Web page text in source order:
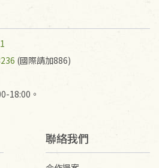
(國際請加886)
18:00。
聯絡我們